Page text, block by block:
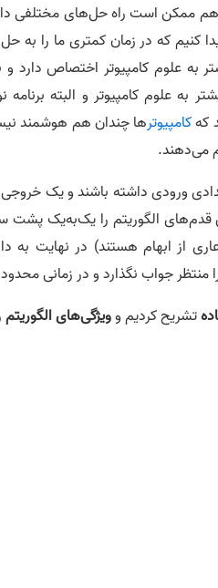
است راه حل‌های مختلفی داشته
کنیم که در زمان کمتری ما را به
به علوم کامپیوتر اختصاص
به علوم کامپیوتر و البته
کهکامپیوترها چندان هم هوشمند
می‌دهند.
ورودی داشته باشند و یک خروجی
الگوریتم را یک‌به‌یک پشت
از ابهام هستند) در نهایت
منتظر جواب نگذارد و در زمانی
تشریح کردیم وویژگی‌های الگوریتم